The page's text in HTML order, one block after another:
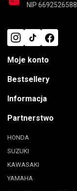
NIP 6692526588
Moje konto
Bestsellery
Informacja
Partnerstwo
HONDA
SUZUKI
KAWASAKI
YAMAHA